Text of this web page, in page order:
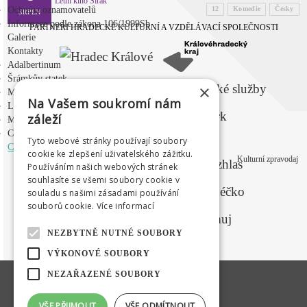
Ochrana oznamovatelů
Informace podle zákona 106/1999Sb
Galerie
Kontakty
Adalbertinum
Šrámkův statek
Městská hudební síň
Letní kino Širák
Médium
Centrum mladých
CZ
EN| PL|RU
Kulturní zpravodaj
SRPEN 12 Komedie Česky
PARTNEŘI HRADECKÉ KULTURNÍ A VZDĚLÁVACÍ SPOLEČNOSTI
MEDIÁLNÍ PARTNEŘI
×
Na Vašem soukromí nám
záleží
Tyto webové stránky používají soubory
cookie ke zlepšení uživatelského zážitku.
Používáním našich webových stránek
souhlasíte se všemi soubory cookie v
souladu s našimi zásadami používání
souborů cookie. Více informací
NEZBYTNĚ NUTNÉ SOUBORY
VÝKONOVÉ SOUBORY
NEZAŘAZENÉ SOUBORY